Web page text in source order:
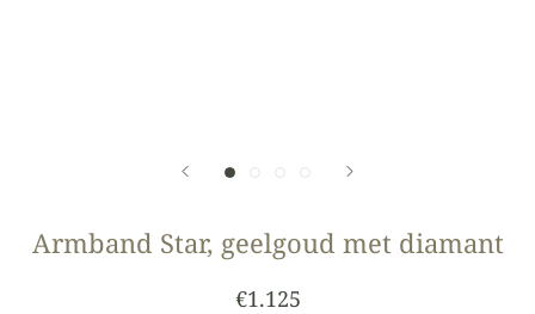
Armband Star, geelgoud met diamant
€1.125